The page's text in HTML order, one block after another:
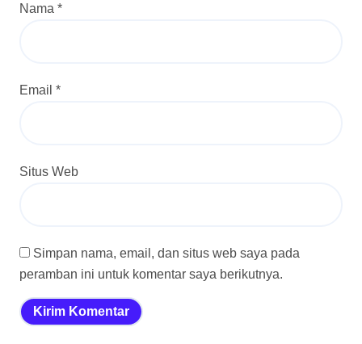
Nama *
Email *
Situs Web
Simpan nama, email, dan situs web saya pada
peramban ini untuk komentar saya berikutnya.